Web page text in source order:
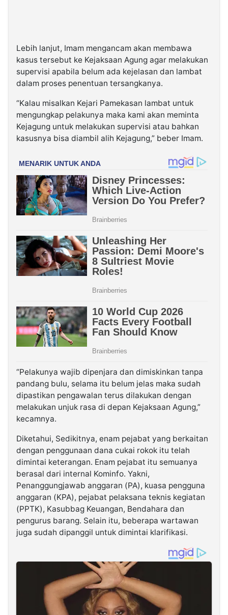
Lebih lanjut, Imam mengancam akan membawa
kasus tersebut ke Kejaksaan Agung agar melakukan
supervisi apabila belum ada kejelasan dan lambat
dalam proses penentuan tersangkanya.
“Kalau misalkan Kejari Pamekasan lambat untuk
mengungkap pelakunya maka kami akan meminta
Kejagung untuk melakukan supervisi atau bahkan
kasusnya bisa diambil alih Kejagung,” beber Imam.
“Pelakunya wajib dipenjara dan dimiskinkan tanpa
pandang bulu, selama itu belum jelas maka sudah
dipastikan pengawalan terus dilakukan dengan
melakukan unjuk rasa di depan Kejaksaan Agung,”
kecamnya.
Diketahui, Sedikitnya, enam pejabat yang berkaitan
dengan penggunaan dana cukai rokok itu telah
dimintai keterangan. Enam pejabat itu semuanya
berasal dari internal Kominfo. Yakni,
Penanggungjawab anggaran (PA), kuasa pengguna
anggaran (KPA), pejabat pelaksana teknis kegiatan
(PPTK), Kasubbag Keuangan, Bendahara dan
pengurus barang. Selain itu, beberapa wartawan
juga sudah dipanggil untuk dimintai klarifikasi.